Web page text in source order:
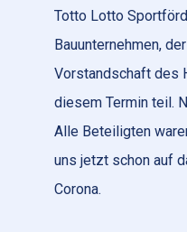
Totto Lotto
Bauunternehmen,
Vorstandschaft des
diesem Termin teil.
Alle Beteiligten
uns jetzt schon auf
Corona.